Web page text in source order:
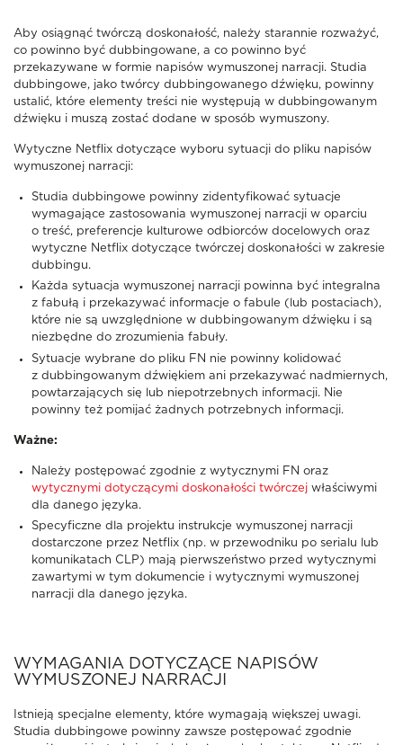
Aby osiągnąć twórczą doskonałość, należy starannie rozważyć,
co powinno być dubbingowane, a co powinno być
przekazywane w formie napisów wymuszonej narracji. Studia
dubbingowe, jako twórcy dubbingowanego dźwięku, powinny
ustalić, które elementy treści nie występują w dubbingowanym
dźwięku i muszą zostać dodane w sposób wymuszony.
Wytyczne Netflix dotyczące wyboru sytuacji do pliku napisów
wymuszonej narracji:
Studia dubbingowe powinny zidentyfikować sytuacje
wymagające zastosowania wymuszonej narracji w oparciu
o treść, preferencje kulturowe odbiorców docelowych oraz
wytyczne Netflix dotyczące twórczej doskonałości w zakresie
dubbingu.
Każda sytuacja wymuszonej narracji powinna być integralna
z fabułą i przekazywać informacje o fabule (lub postaciach),
które nie są uwzględnione w dubbingowanym dźwięku i są
niezbędne do zrozumienia fabuły.
Sytuacje wybrane do pliku FN nie powinny kolidować
z dubbingowanym dźwiękiem ani przekazywać nadmiernych,
powtarzających się lub niepotrzebnych informacji. Nie
powinny też pomijać żadnych potrzebnych informacji.
Ważne:
Należy postępować zgodnie z wytycznymi FN oraz
wytycznymi dotyczącymi doskonałości twórczej właściwymi
dla danego języka.
Specyficzne dla projektu instrukcje wymuszonej narracji
dostarczone przez Netflix (np. w przewodniku po serialu lub
komunikatach CLP) mają pierwszeństwo przed wytycznymi
zawartymi w tym dokumencie i wytycznymi wymuszonej
narracji dla danego języka.
WYMAGANIA DOTYCZĄCE NAPISÓW
WYMUSZONEJ NARRACJI
Istnieją specjalne elementy, które wymagają większej uwagi.
Studia dubbingowe powinny zawsze postępować zgodnie